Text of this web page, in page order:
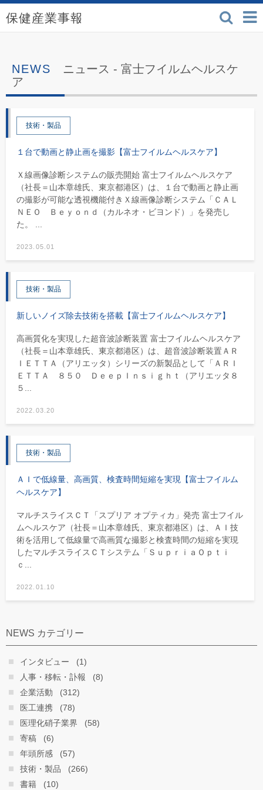
保健産業事報 - 医療機
検索
ニュース - 富士フイルムヘルスケ
ア
技術・製品
１台で動画と静止画を撮影【富士フイルムヘルスケア】
Ｘ線画像診断システムの販売開始 富士フイルムヘルスケア
（社長＝山本章雄氏、東京都港区）は、１台で動画と静止画
の撮影が可能な透視機能付きＸ線画像診断システム「ＣＡＬ
ＮＥＯ Ｂｅｙｏｎｄ（カルネオ・ビヨンド）」を発売し
た。 ...
2023.05.01
技術・製品
新しいノイズ除去技術を搭載【富士フイルムヘルスケア】
高画質化を実現した超音波診断装置 富士フイルムヘルスケア
（社長＝山本章雄氏、東京都港区）は、超音波診断装置ＡＲ
ＩＥＴＴＡ（アリエッタ）シリーズの新製品として「ＡＲＩ
ＥＴＴＡ ８５０ ＤｅｅｐＩｎｓｉｇｈｔ（アリエッタ８
５...
2022.03.20
技術・製品
ＡＩで低線量、高画質、検査時間短縮を実現【富士フイルム
ヘルスケア】
マルチスライスＣＴ「スプリア オプティカ」発売 富士フイル
ムヘルスケア（社長＝山本章雄氏、東京都港区）は、ＡＩ技
術を活用して低線量で高画質な撮影と検査時間の短縮を実現
したマルチスライスＣＴシステム「ＳｕｐｒｉａＯｐｔｉ
ｃ...
2022.01.10
NEWS カテゴリー
インタビュー
(1)
人事・移転・訃報
(8)
企業活動
(312)
医工連携
(78)
医理化硝子業界
(58)
寄稿
(6)
年頭所感
(57)
技術・製品
(266)
書籍
(10)